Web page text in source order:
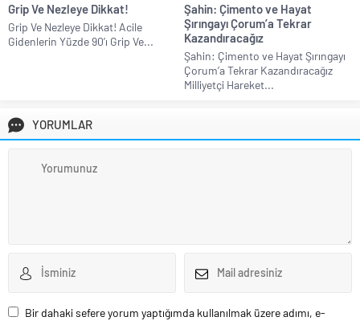
Grip Ve Nezleye Dikkat!
Grip Ve Nezleye Dikkat! Acile
Gidenlerin Yüzde 90’ı Grip Ve...
Şahin: Çimento ve Hayat
Şırıngayı Çorum’a Tekrar
Kazandıracağız
Şahin: Çimento ve Hayat Şırıngayı
Çorum’a Tekrar Kazandıracağız
Milliyetçi Hareket...
YORUMLAR
Bir dahaki sefere yorum yaptığımda kullanılmak üzere adımı, e-